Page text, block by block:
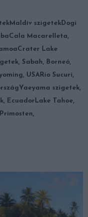
Maldív szigetek Dogi
Cala Macarelleta,
Crater Lake
Sabah, Borneó,
USA Rio Sucuri,
Yaeyama szigetek,
Ecuador Lake Tahoe,
Primosten,